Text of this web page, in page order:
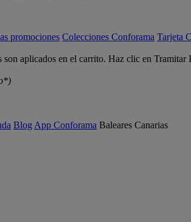
promociones Colecciones Conforama Tarjeta
aplicados en el carrito. Haz clic en Tramitar
Blog App Conforama Baleares Canarias